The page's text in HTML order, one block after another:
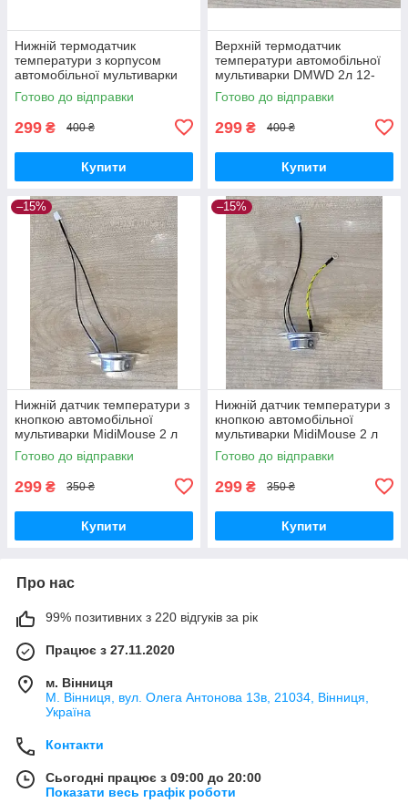
Нижній термодатчик
температури з корпусом
автомобільної мультиварки
DMWD 2л, 3л 24, 12-24, 12-
24-220 вольт для
Готово до відправки
299 ₴ 400 ₴
Купити
Верхній термодатчик
температури автомобільної
мультиварки DMWD 2л 12-
24-220 вольт 10 А для
прикурювача і домашнього
Готово до відправки
299 ₴ 400 ₴
Купити
–15%
Нижній датчик температури з
кнопкою автомобільної
мультиварки MidiMouse 2 л
12-24 вольт
Готово до відправки
299 ₴ 350 ₴
Купити
–15%
Нижній датчик температури з
кнопкою автомобільної
мультиварки MidiMouse 2 л
12-220, 24-220 вольт
Готово до відправки
299 ₴ 350 ₴
Купити
Про нас
99% позитивних з 220 відгуків за рік
Працює з 27.11.2020
м. Вінниця
М. Вінниця, вул. Олега Антонова 13в, 21034, Вінниця,
Україна
Контакти
Сьогодні працює з 09:00 до 20:00
Показати весь графік роботи